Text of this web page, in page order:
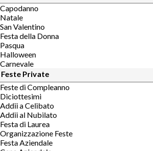
Capodanno
Natale
San Valentino
Festa della Donna
Pasqua
Halloween
Carnevale
Feste Private
Feste di Compleanno
Diciottesimi
Addii a Celibato
Addii al Nubilato
Festa di Laurea
Organizzazione Feste
Festa Aziendale